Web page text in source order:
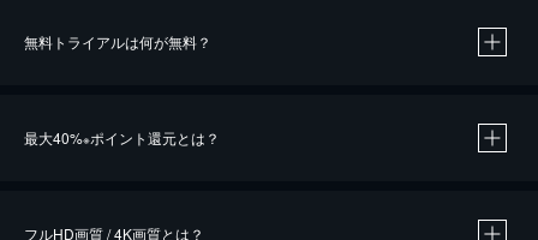
無料トライアルは何が無料？
最大40%※ポイント還元とは？
フルHD画質 / 4K画質とは？